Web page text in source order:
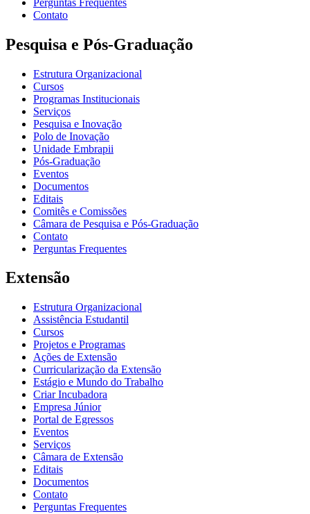
Contato
Pesquisa e Pós-Graduação
Estrutura Organizacional
Cursos
Programas Institucionais
Serviços
Pesquisa e Inovação
Polo de Inovação
Unidade Embrapii
Pós-Graduação
Eventos
Documentos
Editais
Comitês e Comissões
Câmara de Pesquisa e Pós-Graduação
Contato
Perguntas Frequentes
Extensão
Estrutura Organizacional
Assistência Estudantil
Cursos
Projetos e Programas
Ações de Extensão
Curricularização da Extensão
Estágio e Mundo do Trabalho
Criar Incubadora
Empresa Júnior
Portal de Egressos
Eventos
Serviços
Câmara de Extensão
Editais
Documentos
Contato
Perguntas Frequentes